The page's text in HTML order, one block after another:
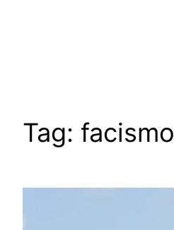
Tag: facismo